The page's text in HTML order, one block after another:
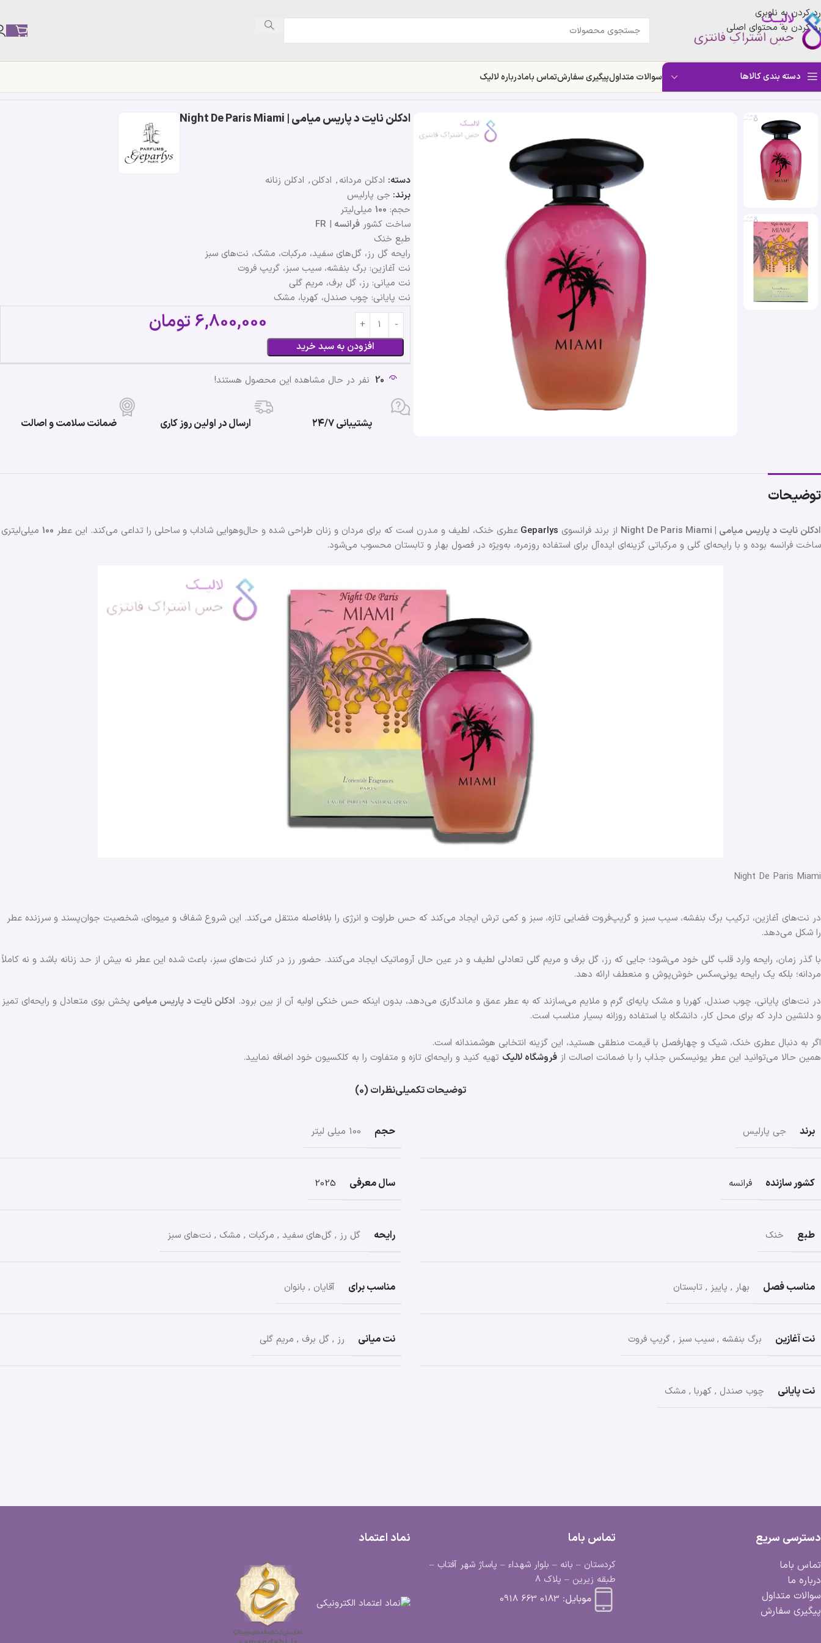
رد کردن به ناوبری
رد کردن به محتوای اصلی
دسته بندی کالاها سوالات متداولپیگیری سفارشتماس بامادرباره لالیک
خانه فروشگاه» ادکلن نایت د پاریس میامی | Night De Paris Miami
ادکلن نایت د پاریس میامی | Night De Paris Miami
دسته: ادکلن مردانه, ادکلن, ادکلن زنانه
برند: جی پارلیس
حجم: 100 میلی‌لیتر
ساخت کشور فرانسه |
FR
طبع خنک
رایحه گل رز، گل‌های سفید، مرکبات، مشک، نت‌های سبز
نت آغازین: برگ بنفشه، سیب سبز، گریپ فروت
نت میانی: رز، گل برف، مریم گلی
نت پایانی: چوب صندل، کهربا، مشک
افزودن به سبد خرید
6,800,000تومان
20 نفر در حال مشاهده این محصول هستند!
پشتیبانی ۲۴/۷ ارسال در اولین روز کاری ضمانت سلامت و اصالت
توضیحات
ادکلن نایت د پاریس میامی | Night De Paris Miami از برند فرانسوی Geparlys عطری خنک، لطیف و مدرن است که برای مردان و زنان طراحی شده و حال‌وهوایی شاداب و ساحلی را تداعی می‌کند. این عطر 100 میلی‌لیتری
ساخت فرانسه بوده و با رایحه‌ای گلی و مرکباتی گزینه‌ای ایده‌آل برای استفاده روزمره، به‌ویژه در فصول بهار و تابستان محسوب می‌شود.
Night De Paris Miami
در نت‌های آغازین، ترکیب برگ بنفشه، سیب سبز و گریپ‌فروت فضایی تازه، سبز و کمی ترش ایجاد می‌کند که حس طراوت و انرژی را بلافاصله منتقل می‌کند. این شروع شفاف و میوه‌ای، شخصیت جوان‌پسند و سرزنده عطر
را شکل می‌دهد.
با گذر زمان، رایحه وارد قلب گلی خود می‌شود؛ جایی که رز، گل برف و مریم گلی تعادلی لطیف و در عین حال آروماتیک ایجاد می‌کنند. حضور رز در کنار نت‌های سبز، باعث شده این عطر نه بیش از حد زنانه باشد و نه کاملاً
مردانه؛ بلکه یک رایحه یونی‌سکس خوش‌پوش و منعطف ارائه دهد.
در نت‌های پایانی، چوب صندل، کهربا و مشک پایه‌ای گرم و ملایم می‌سازند که به عطر عمق و ماندگاری می‌دهد، بدون اینکه حس خنکی اولیه آن از بین برود. ادکلن نایت د پاریس میامی پخش بوی متعادل و رایحه‌ای تمیز
و دلنشین دارد که برای محل کار، دانشگاه یا استفاده روزانه بسیار مناسب است.
اگر به دنبال عطری خنک، شیک و چهارفصل با قیمت منطقی هستید، این گزینه انتخابی هوشمندانه است.
همین حالا می‌توانید این عطر یونیسکس جذاب را با ضمانت اصالت از فروشگاه لالیک تهیه کنید و رایحه‌ای تازه و متفاوت را به کلکسیون خود اضافه نمایید.
توضیحات تکمیلینظرات (0)
برند جی پارلیس حجم 100 میلی لیتر
کشور سازنده فرانسه سال معرفی 2025
طبع خنک رایحه گل رز , گل‌های سفید , مرکبات , مشک , نت‌های سبز
مناسب فصل بهار , پاییز , تابستان مناسب برای آقایان , بانوان
نت آغازین برگ بنفشه , سیب سبز , گریپ فروت نت میانی رز , گل برف , مریم گلی
نت پایانی چوب صندل , کهربا , مشک
دسترسی سریع
تماس باما
درباره ما
سوالات متداول
پیگیری سفارش
تماس باما
کردستان – بانه – بلوار شهداء – پاساژ شهر آفتاب –
طبقه زیرین – پلاک 8
موبایل: 0183 663 0918
نماد اعتماد